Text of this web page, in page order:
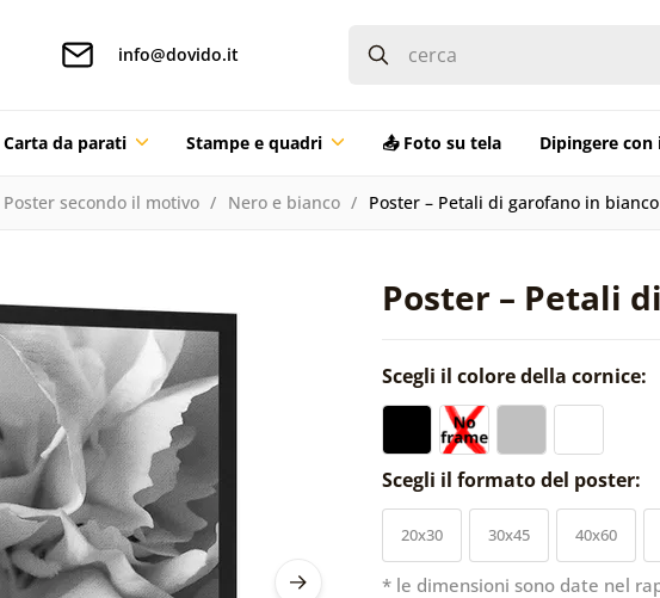
info@dovido.it
Carta da parati Stampe e quadri 📤 Foto su tela Dipingere
Poster secondo il motivo Nero e bianco Poster – Petali di garofano in
Poster – Petali
Scegli il colore della cornice:
Scegli il formato del poster:
20x30 30x45 40x60
* le dimensioni sono date nel